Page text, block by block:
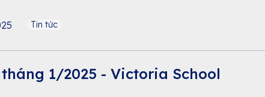
Tin tức
1/2025 - Victoria School